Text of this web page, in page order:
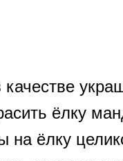
ёлку
на ёлку